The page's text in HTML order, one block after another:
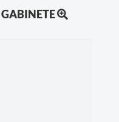
GABINETE